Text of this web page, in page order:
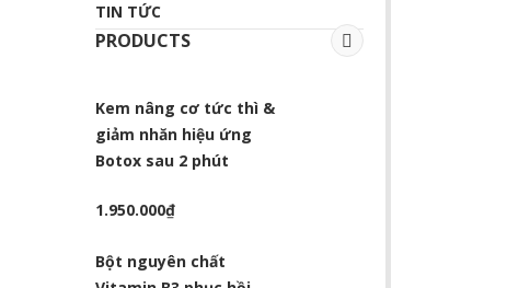
TIN TỨC
PRODUCTS
Kem nâng cơ tức thì &
giảm nhăn hiệu ứng
Botox sau 2 phút
1.950.000₫
Bột nguyên chất